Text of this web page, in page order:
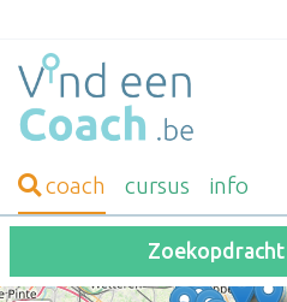
coach cursus info
Zoekopdracht